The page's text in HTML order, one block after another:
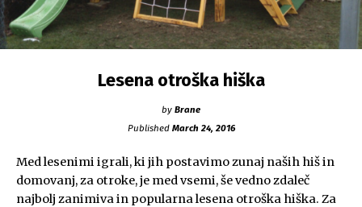
Lesena otroška hiška
by Brane
Published March 24, 2016
Med lesenimi igrali, ki jih postavimo zunaj naših hiš in
domovanj, za otroke, je med vsemi, še vedno zdaleč
najbolj zanimiva in popularna lesena otroška hiška. Za